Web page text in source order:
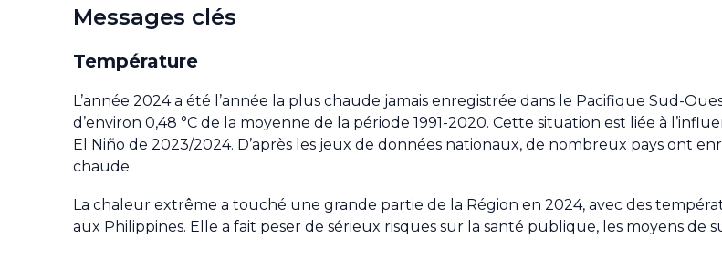
Messages clés
Température
L’année 2024 a été l’année la plus chaude jamais enregistrée dans le Pacifique Sud-
d’environ 0,48 °C de la moyenne de la période 1991-2020. Cette situation est liée à
El Niño de 2023/2024. D’après les jeux de données nationaux, de nombreux pays ont
chaude.
La chaleur extrême a touché une grande partie de la Région en 2024, avec des
aux Philippines. Elle a fait peser de sérieux risques sur la santé publique, les moyens de